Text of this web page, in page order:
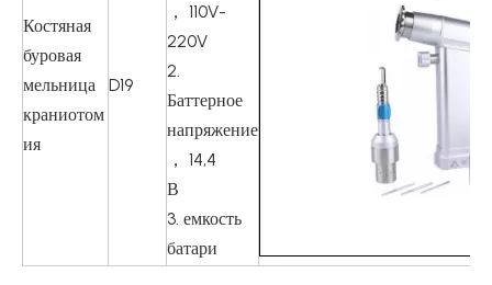
Костяная
буровая
мельница
краниотом
ия
D19
， 110V-
220V
2.
Баттерное
напряжение
， 14,4
В
3. емкость
батари